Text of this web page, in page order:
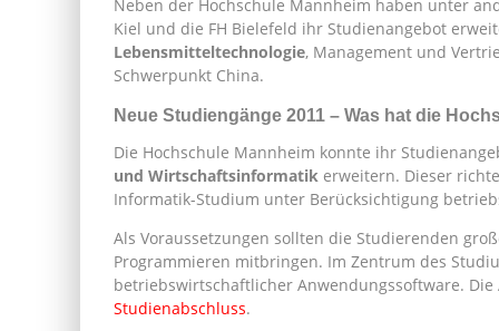
Neben der Hochschule Mannheim haben unter
Kiel und die FH Bielefeld ihr Studienangebot
Lebensmitteltechnologie, Management und
Schwerpunkt China.
Neue Studiengänge 2011 – Was hat die
Die Hochschule Mannheim konnte ihr
und Wirtschaftsinformatik erweitern. Dieser
Informatik-Studium unter Berücksichtigung
Als Voraussetzungen sollten die Studierenden
Programmieren mitbringen. Im Zentrum des
betriebswirtschaftlicher Anwendungssoftware.
Studienabschluss.